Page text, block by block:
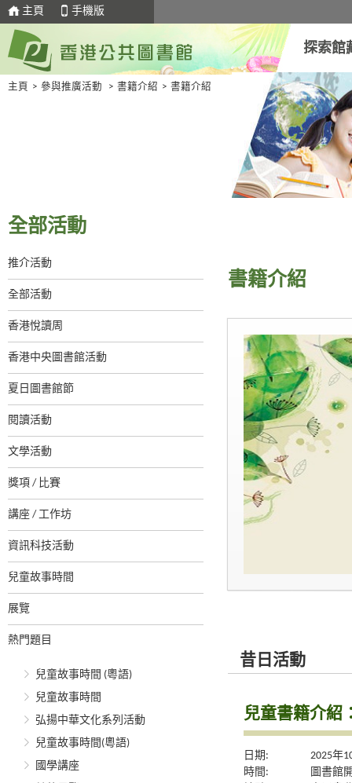
主頁 手機版
探索館
主頁 > 參與推廣活動 > 書籍介紹 > 書籍介紹
全部活動
推介活動
全部活動
香港悅讀周
香港中央圖書館活動
夏日圖書館節
閱讀活動
文學活動
獎項 / 比賽
講座 / 工作坊
資訊科技活動
兒童故事時間
展覽
熱門題目
兒童故事時間 (粵語)
兒童故事時間
弘揚中華文化系列活動
兒童故事時間(粵語)
國學講座
書籍介紹
昔日活動
兒童書籍介紹
日期:
2025年
時間:
圖書館